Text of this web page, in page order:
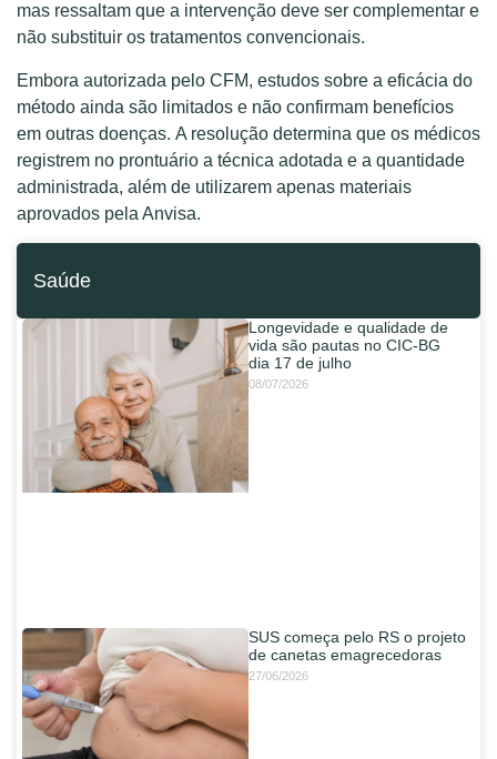
mas ressaltam que a intervenção deve ser complementar e
não substituir os tratamentos convencionais.
Embora autorizada pelo CFM, estudos sobre a eficácia do
método ainda são limitados e não confirmam benefícios
em outras doenças. A resolução determina que os médicos
registrem no prontuário a técnica adotada e a quantidade
administrada, além de utilizarem apenas materiais
aprovados pela Anvisa.
Saúde
Longevidade e qualidade de
vida são pautas no CIC-BG
dia 17 de julho
08/07/2026
SUS começa pelo RS o projeto
de canetas emagrecedoras
27/06/2026